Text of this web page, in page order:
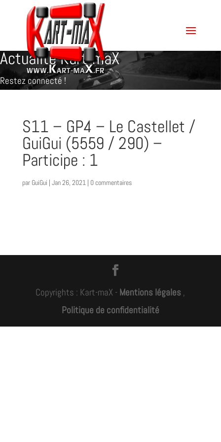
Actualité Kart-maX
Restez connecté !
S11 – GP4 – Le Castellet /
GuiGui (5559 / 290) –
Participe : 1
par GuiGui | Jan 26, 2021| 0 commentaires
Copyrights : Kart-maX - Mentions légales ,
Politique de confidentialité